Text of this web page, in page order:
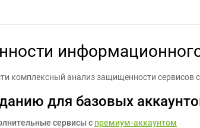
комплексный анализ защищенности сервисов
для базовых
сервисы с премиум-аккаунтом